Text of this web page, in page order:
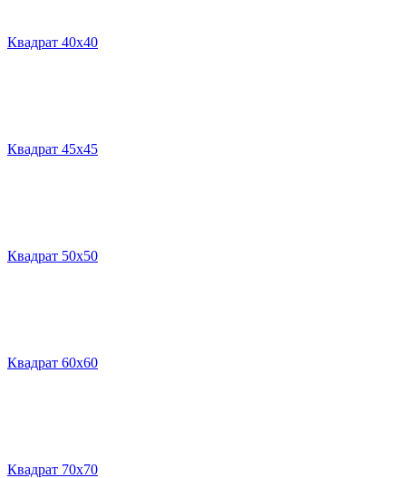
Квадрат 40х40
Квадрат 45х45
Квадрат 50х50
Квадрат 60х60
Квадрат 70х70